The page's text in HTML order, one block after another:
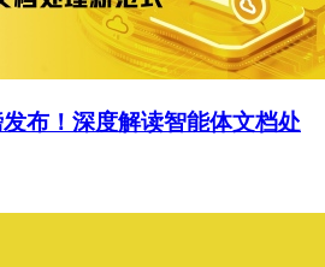
布！深度解读智能体文档处